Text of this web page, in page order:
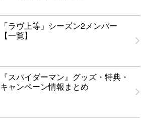
「ラヴ上等」シーズン2メンバー
【一覧】
『スパイダーマン』グッズ・特典・
キャンペーン情報まとめ